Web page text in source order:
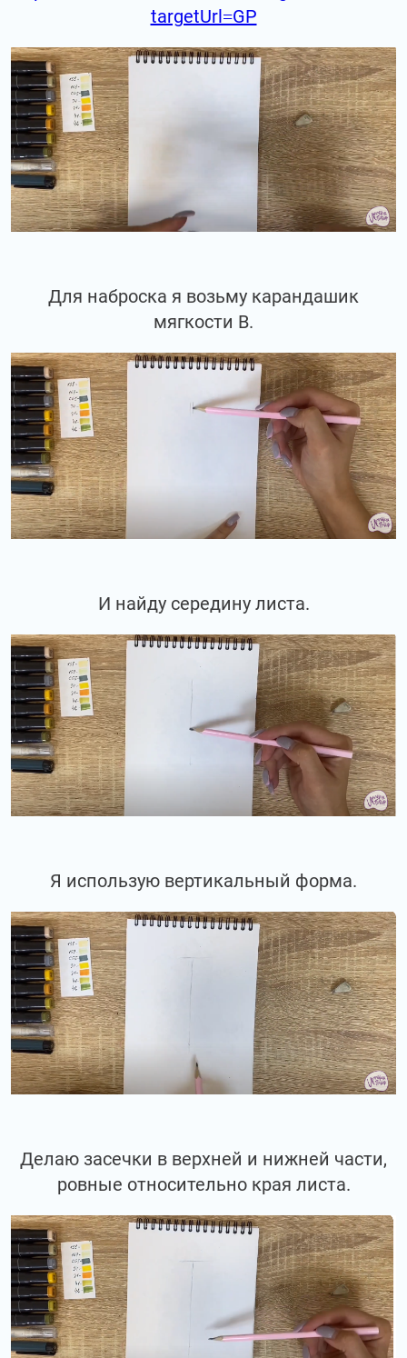
targetUrl=GP
Для наброска я возьму карандашик
мягкости В.
И найду середину листа.
Я использую вертикальный форма.
Делаю засечки в верхней и нижней части,
ровные относительно края листа.